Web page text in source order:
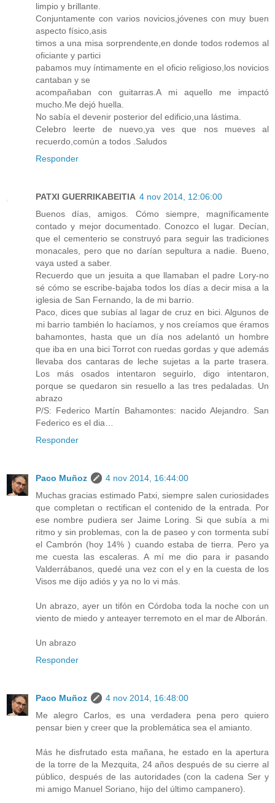
limpio y brillante.
Conjuntamente con varios novicios,jóvenes con muy buen
aspecto físico,asis
timos a una misa sorprendente,en donde todos rodemos al
oficiante y partici
pabamos muy íntimamente en el oficio religioso,los novicios
cantaban y se
acompañaban con guitarras.A mi aquello me impactó
mucho.Me dejó huella.
No sabía el devenir posterior del edificio,una lástima.
Celebro leerte de nuevo,ya ves que nos mueves al
recuerdo,común a todos .Saludos
Responder
PATXI GUERRIKABEITIA 4 nov 2014, 12:06:00
Buenos días, amigos. Cómo siempre, magníficamente
contado y mejor documentado. Conozco el lugar. Decían,
que el cementerio se construyó para seguir las tradiciones
monacales, pero que no darían sepultura a nadie. Bueno,
vaya usted a saber.
Recuerdo que un jesuita a que llamaban el padre Lory-no
sé cómo se escribe-bajaba todos los días a decir misa a la
iglesia de San Fernando, la de mi barrio.
Paco, dices que subías al lagar de cruz en bici. Algunos de
mi barrio también lo hacíamos, y nos creíamos que éramos
bahamontes, hasta que un día nos adelantó un hombre
que iba en una bici Torrot con ruedas gordas y que además
llevaba dos cantaras de leche sujetas a la parte trasera.
Los más osados intentaron seguirlo, digo intentaron,
porque se quedaron sin resuello a las tres pedaladas. Un
abrazo
P/S: Federico Martín Bahamontes: nacido Alejandro. San
Federico es el dia…
Responder
Paco Muñoz
4 nov 2014, 16:44:00
Muchas gracias estimado Patxi, siempre salen curiosidades
que completan o rectifican el contenido de la entrada. Por
ese nombre pudiera ser Jaime Loring. Si que subía a mi
ritmo y sin problemas, con la de paseo y con tormenta subí
el Cambrón (hoy 14% ) cuando estaba de tierra. Pero ya
me cuesta las escaleras. A mí me dio para ir pasando
Valderrábanos, quedé una vez con el y en la cuesta de los
Visos me dijo adiós y ya no lo vi más.
Un abrazo, ayer un tifón en Córdoba toda la noche con un
viento de miedo y anteayer terremoto en el mar de Alborán.
Un abrazo
Responder
Paco Muñoz
4 nov 2014, 16:48:00
Me alegro Carlos, es una verdadera pena pero quiero
pensar bien y creer que la problemática sea el amianto.
Más he disfrutado esta mañana, he estado en la apertura
de la torre de la Mezquita, 24 años después de su cierre al
público, después de las autoridades (con la cadena Ser y
mi amigo Manuel Soriano, hijo del último campanero).